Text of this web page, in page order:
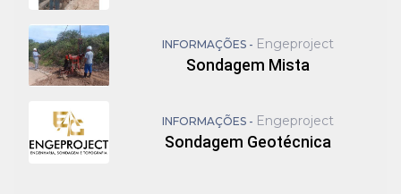
INFORMAÇÕES - Engeproject
Sondagem Mista
INFORMAÇÕES - Engeproject
Sondagem Geotécnica